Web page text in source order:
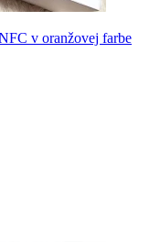
v oranžovej farbe